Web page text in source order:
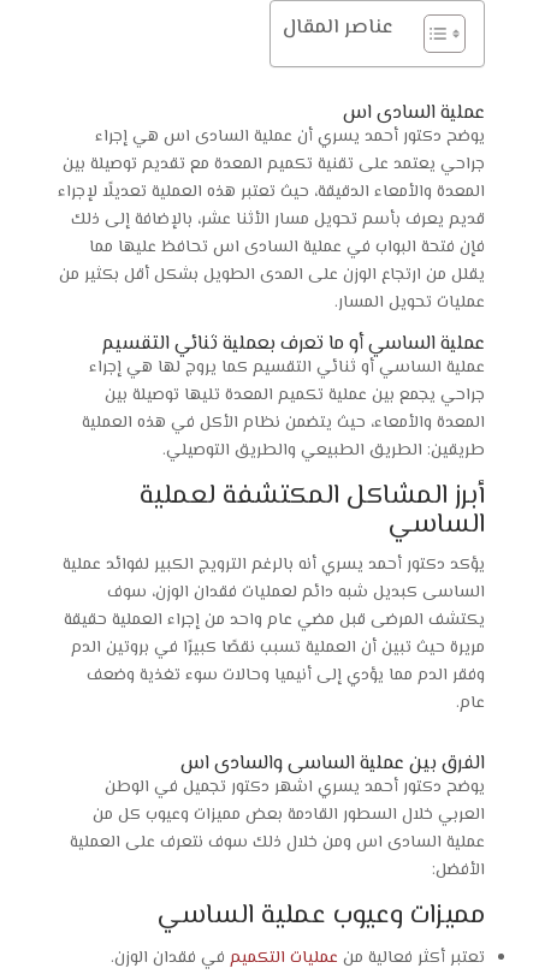
عناصر المقال
عملية السادى اس
يوضح دكتور أحمد يسري أن عملية السادى اس هي إجراء
جراحي يعتمد على تقنية تكميم المعدة مع تقديم توصيلة بين
المعدة والأمعاء الدقيقة، حيث تعتبر هذه العملية تعديلًا لإجراء
قديم يعرف بأسم تحويل مسار الأثنا عشر، بالإضافة إلى ذلك
فإن فتحة البواب في عملية السادى اس تحافظ عليها مما
يقلل من ارتجاع الوزن على المدى الطويل بشكل أقل بكثير من
عمليات تحويل المسار.
عملية الساسي أو ما تعرف بعملية ثنائي التقسيم
عملية الساسي أو ثنائي التقسيم كما يروج لها هي إجراء
جراحي يجمع بين عملية تكميم المعدة تليها توصيلة بين
المعدة والأمعاء، حيث يتضمن نظام الأكل في هذه العملية
طريقين: الطريق الطبيعي والطريق التوصيلي.
أبرز المشاكل المكتشفة لعملية
الساسي
يؤكد دكتور أحمد يسري أنه بالرغم الترويج الكبير لفوائد عملية
الساسى كبديل شبه دائم لعمليات فقدان الوزن، سوف
يكتشف المرضى قبل مضي عام واحد من إجراء العملية حقيقة
مريرة حيث تبين أن العملية تسبب نقصًا كبيرًا في بروتين الدم
وفقر الدم مما يؤدي إلى أنيميا وحالات سوء تغذية وضعف
عام.
الفرق بين عملية الساسى والسادى اس
يوضح دكتور أحمد يسري اشهر دكتور تجميل في الوطن
العربي خلال السطور القادمة بعض مميزات وعيوب كل من
عملية السادى اس ومن خلال ذلك سوف نتعرف على العملية
الأفضل:
مميزات وعيوب عملية الساسي
تعتبر أكثر فعالية من عمليات التكميمفي فقدان الوزن.